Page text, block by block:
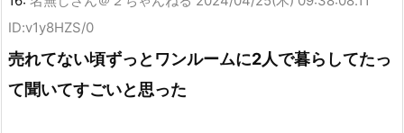
ID:v1y8HZS/0
売れてない頃ずっとワンルームに2人で暮らしてたっ
て聞いてすごいと思った